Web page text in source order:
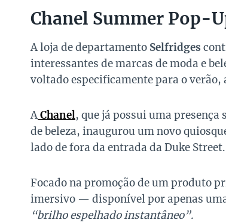
Chanel Summer Pop-
A loja de departamento Selfridges
interessantes de marcas de moda e
voltado especificamente para o verão,
AChanel, que já possui uma
de beleza, inaugurou um novo
lado de fora da entrada da Duke Street.
Focado na promoção de um produto
imersivo — disponível por apenas
“brilho espelhado instantâneo”.